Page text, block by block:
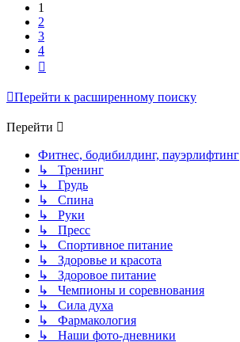
1
2
3
4
Перейти к расширенному поиску
Перейти
Фитнес, бодибилдинг, пауэрлифтинг
↳ Тренинг
↳ Грудь
↳ Спина
↳ Руки
↳ Пресс
↳ Спортивное питание
↳ Здоровье и красота
↳ Здоровое питание
↳ Чемпионы и соревнования
↳ Сила духа
↳ Фармакология
↳ Наши фото-дневники